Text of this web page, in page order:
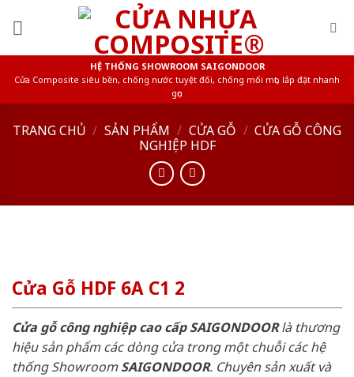
HỆ THỐNG SHOWROOM SAIGONDOOR
Cửa Composite siêu bền, chống nước tuyệt đối, chống mối mọt, lắp đặt nhanh
gọn
TRANG CHỦ / SẢN PHẨM / CỬA GỖ / CỬA GỖ CÔNG
NGHIỆP HDF
Cửa Gỗ HDF 6A C1 2
Cửa gỗ công nghiệp cao cấp SAIGONDOORlà thương
hiệu sản phẩm các dòng cửa trong một chuỗi các hệ
thống ShowroomSAIGONDOOR. Chuyên sản xuất và